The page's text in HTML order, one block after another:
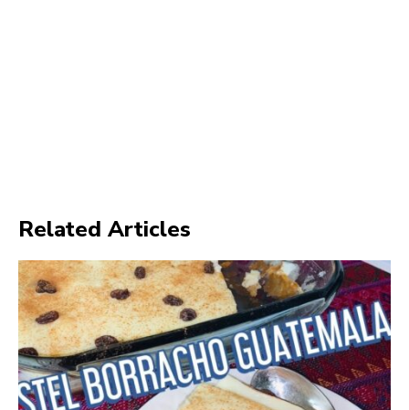
Related Articles